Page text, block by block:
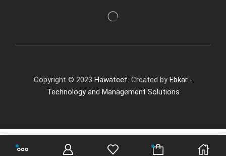
Copyright © 2023 Hawateef. Created by Ebkar -
Technology and Management Solutions